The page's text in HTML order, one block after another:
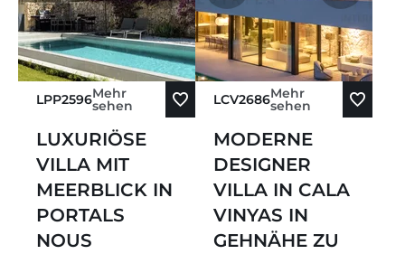
LPP2596Mehr
sehen
LUXURIÖSE
VILLA MIT
MEERBLICK IN
PORTALS
NOUS
LCV2686Mehr
sehen
MODERNE
DESIGNER
VILLA IN CALA
VINYAS IN
GEHNÄHE ZU